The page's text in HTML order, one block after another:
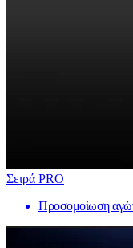
Σειρά PRO
Προσομοίωση